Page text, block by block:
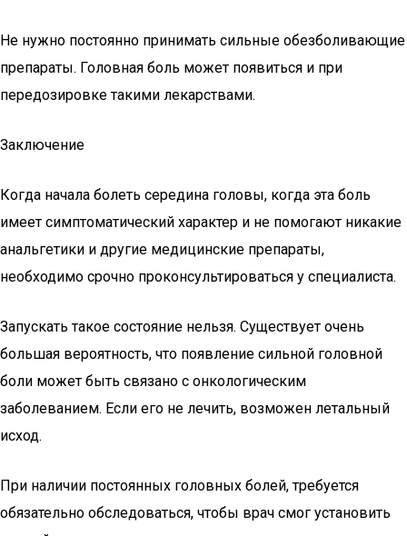
Не нужно постоянно принимать сильные обезболивающие
препараты. Головная боль может появиться и при
передозировке такими лекарствами.
Заключение
Когда начала болеть середина головы, когда эта боль
имеет симптоматический характер и не помогают никакие
анальгетики и другие медицинские препараты,
необходимо срочно проконсультироваться у специалиста.
Запускать такое состояние нельзя. Существует очень
большая вероятность, что появление сильной головной
боли может быть связано с онкологическим
заболеванием. Если его не лечить, возможен летальный
исход.
При наличии постоянных головных болей, требуется
обязательно обследоваться, чтобы врач смог установить